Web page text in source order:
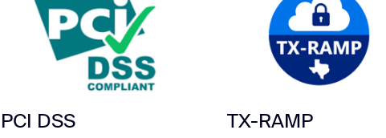
PCI DSS TX-RAMP